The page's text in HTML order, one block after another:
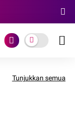
Tunjukkan semua